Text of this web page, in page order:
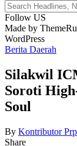
Follow US
Made by
WordPress
Berita Daerah
Silakwil
Soroti
Soul
By Kontributor
Share